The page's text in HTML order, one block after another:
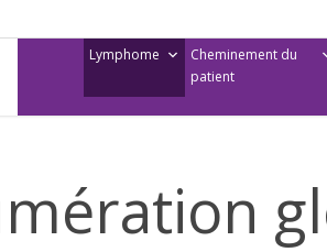
Lymphome
Cheminement du
patient